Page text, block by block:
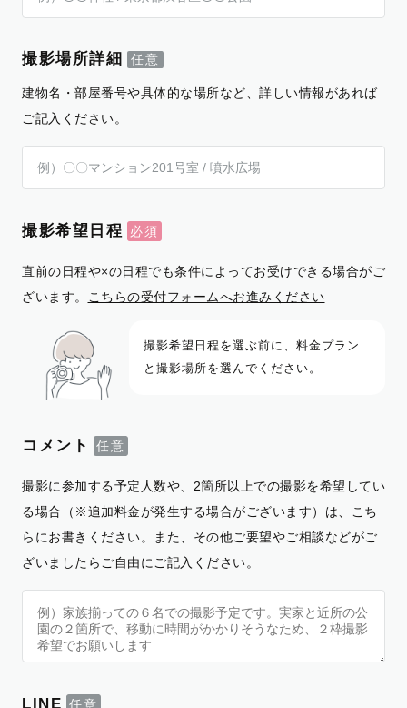
撮影場所詳細
建物名・部屋番号や具体的な場所など、詳しい情報があれば
ご記入ください。
撮影希望日程
直前の日程や×の日程でも条件によってお受けできる場合がご
ざいます。
こちらの受付フォームへお進みください
撮影希望日程を選ぶ前に、料金プラン
と撮影場所を選んでください。
コメント
撮影に参加する予定人数や、2箇所以上での撮影を希望してい
る場合（※追加料金が発生する場合がございます）は、こち
らにお書きください。また、その他ご要望やご相談などがご
ざいましたらご自由にご記入ください。
LINE